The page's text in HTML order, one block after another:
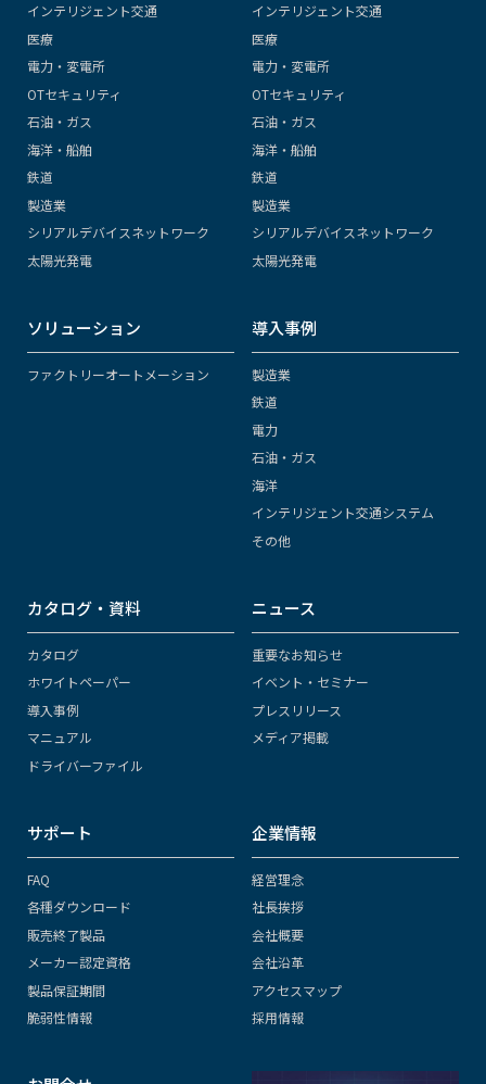
インテリジェント交通
医療
電力・変電所
OTセキュリティ
石油・ガス
海洋・船舶
鉄道
製造業
シリアルデバイスネットワーク
太陽光発電
インテリジェント交通
医療
電力・変電所
OTセキュリティ
石油・ガス
海洋・船舶
鉄道
製造業
シリアルデバイスネットワーク
太陽光発電
ソリューション
ファクトリーオートメーション
導入事例
製造業
鉄道
電力
石油・ガス
海洋
インテリジェント交通システム
その他
カタログ・資料
カタログ
ホワイトペーパー
導入事例
マニュアル
ドライバーファイル
ニュース
重要なお知らせ
イベント・セミナー
プレスリリース
メディア掲載
サポート
FAQ
各種ダウンロード
販売終了製品
メーカー認定資格
製品保証期間
脆弱性情報
企業情報
経営理念
社長挨拶
会社概要
会社沿革
アクセスマップ
採用情報